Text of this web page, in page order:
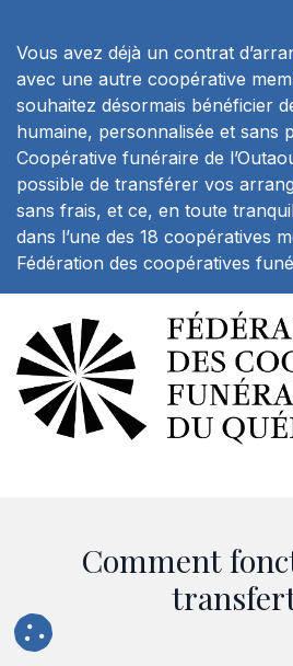
Vous avez déjà un contrat
avec une autre coopérative
souhaitez désormais bénéficier
humaine, personnalisée et sans
Coopérative funéraire de
possible de transférer vos
sans frais, et ce, en toute
dans l’une des 18 coopératives
Fédération des coopératives
Comment